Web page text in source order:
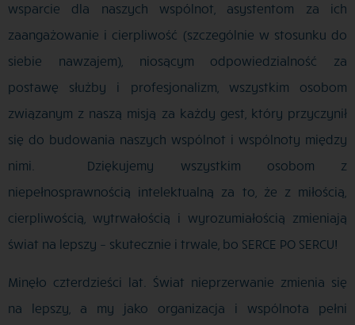
wsparcie dla naszych wspólnot, asystentom za ich
zaangażowanie i cierpliwość (szczególnie w stosunku do
siebie nawzajem), niosącym odpowiedzialność za
postawę służby i profesjonalizm, wszystkim osobom
związanym z naszą misją za każdy gest, który przyczynił
się do budowania naszych wspólnot i wspólnoty między
nimi. Dziękujemy wszystkim osobom z
niepełnosprawnością intelektualną za to, że z miłością,
cierpliwością, wytrwałością i wyrozumiałością zmieniają
świat na lepszy – skutecznie i trwale, bo SERCE PO SERCU!
Minęło czterdzieści lat. Świat nieprzerwanie zmienia się
na lepszy, a my jako organizacja i wspólnota pełni